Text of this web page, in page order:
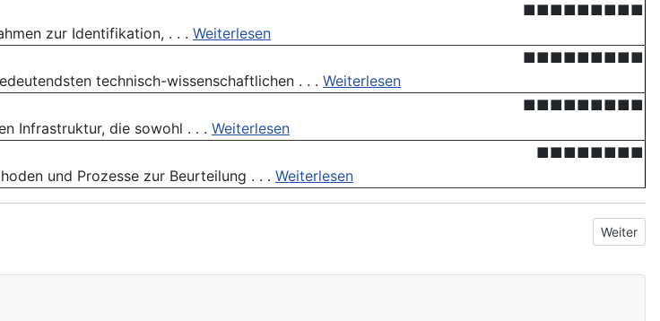
■■■■■■■■■
zur Identifikation, . . . Weiterlesen
■■■■■■■■■
technisch-wissenschaftlichen . . . Weiterlesen
■■■■■■■■■
Infrastruktur, die sowohl . . . Weiterlesen
■■■■■■■■
und Prozesse zur Beurteilung . . . Weiterlesen
Nächster
Weiter